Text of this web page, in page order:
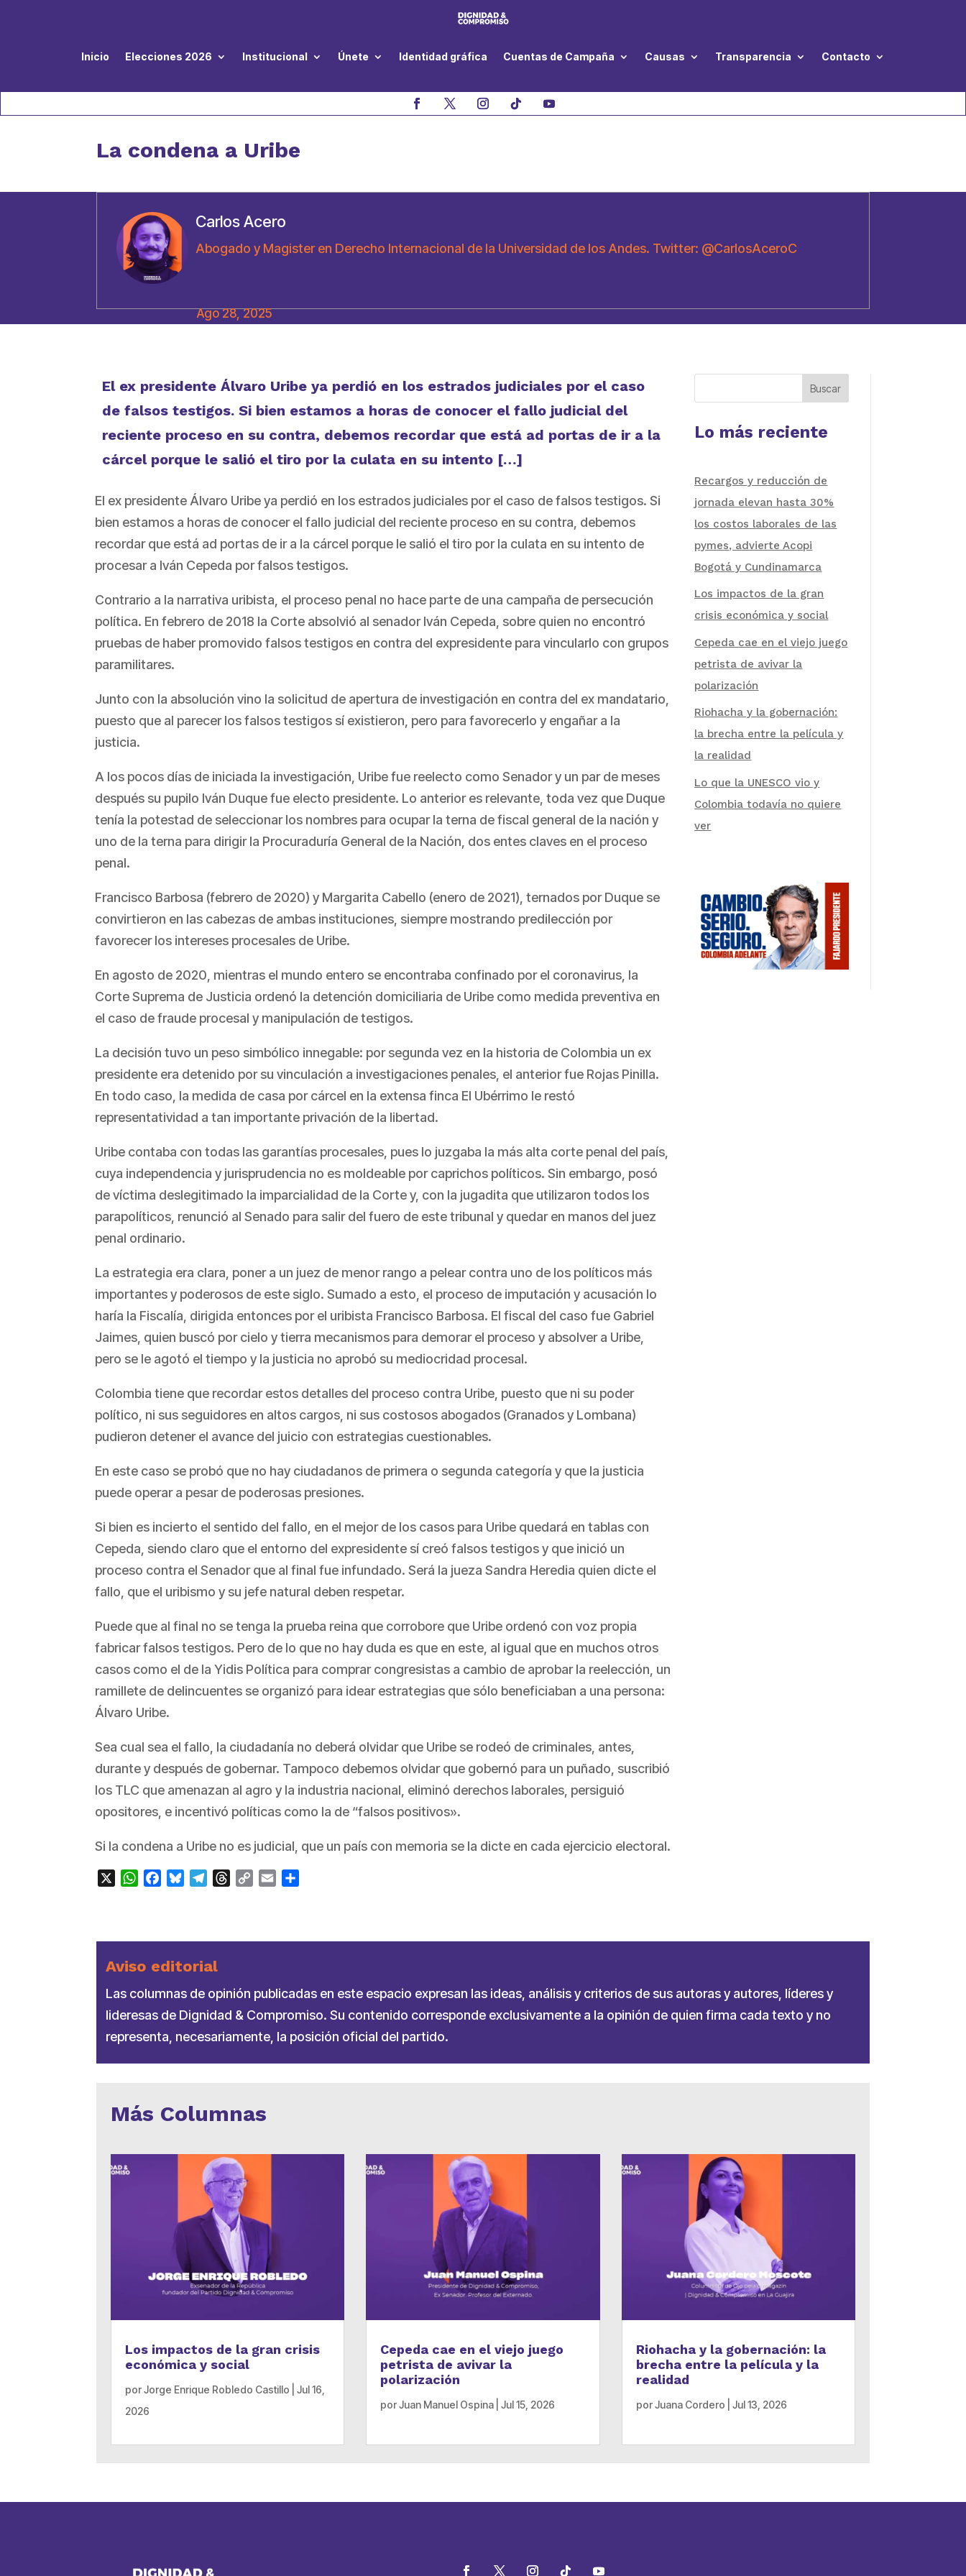
Inicio Elecciones 2026 Institucional Únete Identidad gráfica Cuentas de Campaña Causas Transparencia Contacto
La condena a Uribe
Carlos Acero
Abogado y Magister en Derecho Internacional de la Universidad de los Andes. Twitter: @CarlosAceroC
Ago 28, 2025
El ex presidente Álvaro Uribe ya perdió en los estrados judiciales por el caso
de falsos testigos. Si bien estamos a horas de conocer el fallo judicial del
reciente proceso en su contra, debemos recordar que está ad portas de ir a la
cárcel porque le salió el tiro por la culata en su intento […]
El ex presidente Álvaro Uribe ya perdió en los estrados judiciales por el caso de falsos testigos. Si
bien estamos a horas de conocer el fallo judicial del reciente proceso en su contra, debemos
recordar que está ad portas de ir a la cárcel porque le salió el tiro por la culata en su intento de
procesar a Iván Cepeda por falsos testigos.
Contrario a la narrativa uribista, el proceso penal no hace parte de una campaña de persecución
política. En febrero de 2018 la Corte absolvió al senador Iván Cepeda, sobre quien no encontró
pruebas de haber promovido falsos testigos en contra del expresidente para vincularlo con grupos
paramilitares.
Junto con la absolución vino la solicitud de apertura de investigación en contra del ex mandatario,
puesto que al parecer los falsos testigos sí existieron, pero para favorecerlo y engañar a la
justicia.
A los pocos días de iniciada la investigación, Uribe fue reelecto como Senador y un par de meses
después su pupilo Iván Duque fue electo presidente. Lo anterior es relevante, toda vez que Duque
tenía la potestad de seleccionar los nombres para ocupar la terna de fiscal general de la nación y
uno de la terna para dirigir la Procuraduría General de la Nación, dos entes claves en el proceso
penal.
Francisco Barbosa (febrero de 2020) y Margarita Cabello (enero de 2021), ternados por Duque se
convirtieron en las cabezas de ambas instituciones, siempre mostrando predilección por
favorecer los intereses procesales de Uribe.
En agosto de 2020, mientras el mundo entero se encontraba confinado por el coronavirus, la
Corte Suprema de Justicia ordenó la detención domiciliaria de Uribe como medida preventiva en
el caso de fraude procesal y manipulación de testigos.
La decisión tuvo un peso simbólico innegable: por segunda vez en la historia de Colombia un ex
presidente era detenido por su vinculación a investigaciones penales, el anterior fue Rojas Pinilla.
En todo caso, la medida de casa por cárcel en la extensa finca El Ubérrimo le restó
representatividad a tan importante privación de la libertad.
Uribe contaba con todas las garantías procesales, pues lo juzgaba la más alta corte penal del país,
cuya independencia y jurisprudencia no es moldeable por caprichos políticos. Sin embargo, posó
de víctima deslegitimado la imparcialidad de la Corte y, con la jugadita que utilizaron todos los
parapolíticos, renunció al Senado para salir del fuero de este tribunal y quedar en manos del juez
penal ordinario.
La estrategia era clara, poner a un juez de menor rango a pelear contra uno de los políticos más
importantes y poderosos de este siglo. Sumado a esto, el proceso de imputación y acusación lo
haría la Fiscalía, dirigida entonces por el uribista Francisco Barbosa. El fiscal del caso fue Gabriel
Jaimes, quien buscó por cielo y tierra mecanismos para demorar el proceso y absolver a Uribe,
pero se le agotó el tiempo y la justicia no aprobó su mediocridad procesal.
Colombia tiene que recordar estos detalles del proceso contra Uribe, puesto que ni su poder
político, ni sus seguidores en altos cargos, ni sus costosos abogados (Granados y Lombana)
pudieron detener el avance del juicio con estrategias cuestionables.
En este caso se probó que no hay ciudadanos de primera o segunda categoría y que la justicia
puede operar a pesar de poderosas presiones.
Si bien es incierto el sentido del fallo, en el mejor de los casos para Uribe quedará en tablas con
Cepeda, siendo claro que el entorno del expresidente sí creó falsos testigos y que inició un
proceso contra el Senador que al final fue infundado. Será la jueza Sandra Heredia quien dicte el
fallo, que el uribismo y su jefe natural deben respetar.
Puede que al final no se tenga la prueba reina que corrobore que Uribe ordenó con voz propia
fabricar falsos testigos. Pero de lo que no hay duda es que en este, al igual que en muchos otros
casos como el de la Yidis Política para comprar congresistas a cambio de aprobar la reelección, un
ramillete de delincuentes se organizó para idear estrategias que sólo beneficiaban a una persona:
Álvaro Uribe.
Sea cual sea el fallo, la ciudadanía no deberá olvidar que Uribe se rodeó de criminales, antes,
durante y después de gobernar. Tampoco debemos olvidar que gobernó para un puñado, suscribió
los TLC que amenazan al agro y la industria nacional, eliminó derechos laborales, persiguió
opositores, e incentivó políticas como la de “falsos positivos».
Si la condena a Uribe no es judicial, que un país con memoria se la dicte en cada ejercicio electoral.
WhatsApp
FacebookBlueskyTelegramThreads
Copy Email
Buscar
Lo más reciente
Recargos y reducción de
jornada elevan hasta 30%
los costos laborales de las
pymes, advierte Acopi
Bogotá y Cundinamarca
Los impactos de la gran
crisis económica y social
Cepeda cae en el viejo juego
petrista de avivar la
polarización
Riohacha y la gobernación:
la brecha entre la película y
la realidad
Lo que la UNESCO vio y
Colombia todavía no quiere
ver
Aviso editorial
Las columnas de opinión publicadas en este espacio expresan las ideas, análisis y criterios de sus autoras y autores, líderes y
lideresas de Dignidad & Compromiso. Su contenido corresponde exclusivamente a la opinión de quien firma cada texto y no
representa, necesariamente, la posición oficial del partido.
Más Columnas
Los impactos de la gran crisis
económica y social
porJorge Enrique Robledo Castillo |Jul 16,
2026
Cepeda cae en el viejo juego
petrista de avivar la
polarización
porJuan Manuel Ospina |Jul 15, 2026
Riohacha y la gobernación: la
brecha entre la película y la
realidad
porJuana Cordero Jul 13, 2026